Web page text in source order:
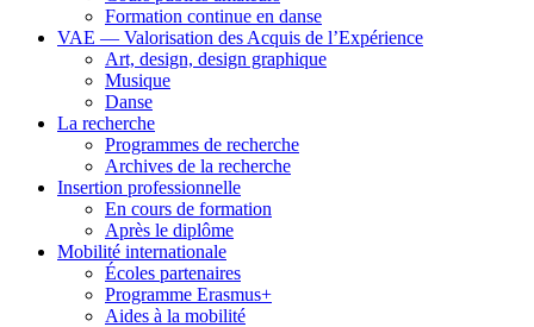
Formation continue en danse
VAE — Valorisation des Acquis de l’Expérience
Art, design, design graphique
Musique
Danse
La recherche
Programmes de recherche
Archives de la recherche
Insertion professionnelle
En cours de formation
Après le diplôme
Mobilité internationale
Écoles partenaires
Programme Erasmus+
Aides à la mobilité